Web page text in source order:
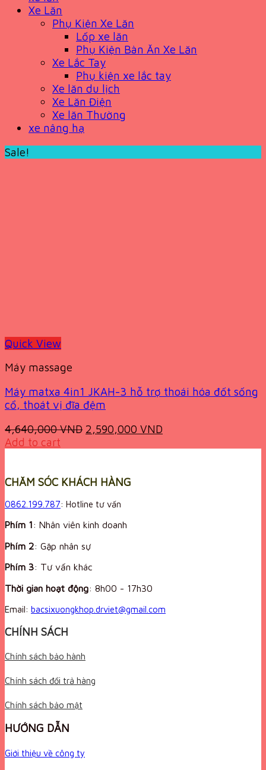
Xe Lăn
Phụ Kiện Xe Lăn
Lốp xe lăn
Phụ Kiện Bàn Ăn Xe Lăn
Xe Lắc Tay
Phụ kiện xe lắc tay
Xe lăn du lịch
Xe Lăn Điện
Xe lăn Thường
xe nâng hạ
Sale!
Quick View
Máy massage
Máy matxa 4in1 JKAH-3 hỗ trợ thoái hóa đốt sống
cổ, thoát vị đĩa đệm
4,640,000VND Original
2,590,000 VND
Add to cart
CHĂM SÓC KHÁCH HÀNG
0862.199.787: Hotline tư vấn
Phím 1: Nhân viên kinh doanh
Phím 2: Gặp nhân sự
Phím 3: Tư vấn khác
Thời gian hoạt động: 8h00 - 17h30
Email: bacsixuongkhop.drviet@gmail.com
CHÍNH SÁCH
Chính sách bảo hành
Chính sách đổi trả hàng
Chính sách bảo mật
HƯỚNG DẪN
Giới thiệu về công ty